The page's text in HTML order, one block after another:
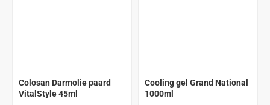
Colosan Darmolie paard
VitalStyle 45ml
Cooling gel Grand National
1000ml